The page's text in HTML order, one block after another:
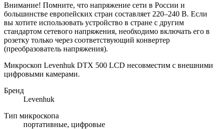
Внимание! Помните, что напряжение сети в России и
большинстве европейских стран составляет 220–240 В. Если
вы хотите использовать устройство в стране с другим
стандартом сетевого напряжения, необходимо включать его в
розетку только через соответствующий конвертер
(преобразователь напряжения).
Микроскоп Levenhuk DTX 500 LCD несовместим с внешними
цифровыми камерами.
Бренд
Levenhuk
Тип микроскопа
портативные, цифровые